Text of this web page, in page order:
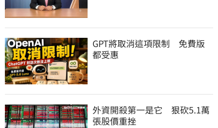
GPT將取消這項限制　免費版
都受惠
外資開殺第一是它　狠砍5.1萬
張股價重挫